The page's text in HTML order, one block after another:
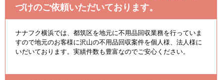
づけのご依頼いただいております。
ナナフク横浜では、都筑区を地元に不用品回収業務を行っていま
すので地元のお客様に沢山の不用品回収案件を個人様、法人様に
いだいております。実績件数も豊富なのでご安心ください。